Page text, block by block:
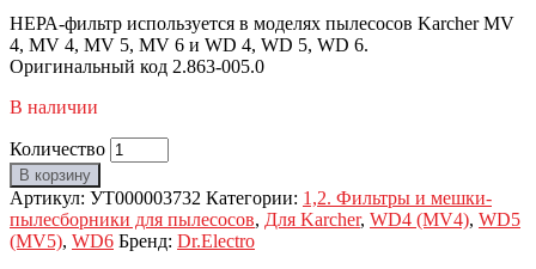
НЕРА-фильтр используется в моделях пылесосов Karcher MV
4, MV 4, MV 5, MV 6 и WD 4, WD 5, WD 6.
Оригинальный код 2.863-005.0
В наличии
Количество
В корзину
Артикул: УТ000003732 Категории: 1,2. Фильтры и мешки-
пылесборники для пылесосов, Для Karcher, WD4 (MV4), WD5
(MV5), WD6 Бренд: Dr.Electro